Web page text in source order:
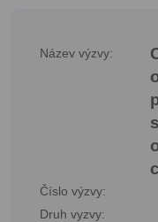
Název výzvy:
Číslo výzvy:
Druh vyzvy: